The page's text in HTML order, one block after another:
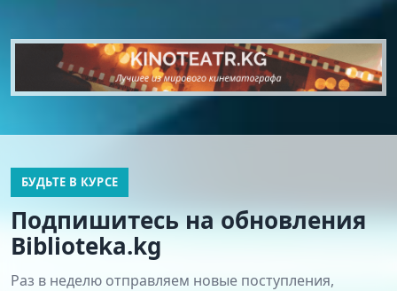
БУДЬТЕ В КУРСЕ
Подпишитесь на обновления
Biblioteka.kg
Раз в неделю отправляем новые поступления,